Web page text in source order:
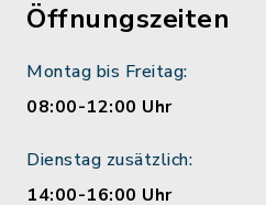
Öffnungszeiten
Montag bis Freitag:
08:00-12:00 Uhr
Dienstag zusätzlich:
14:00-16:00 Uhr